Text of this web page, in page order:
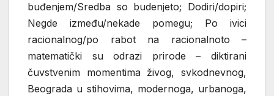
buđenjem/Sredba so budenjeto; Dodiri/dopiri;
Negde između/nekade pomegu; Po ivici
racionalnog/po rabot na racionalnoto –
matematički su odrazi prirode – diktirani
čuvstvenim momentima živog, svkodnevnog,
Beograda u stihovima, modernoga, urbanoga,